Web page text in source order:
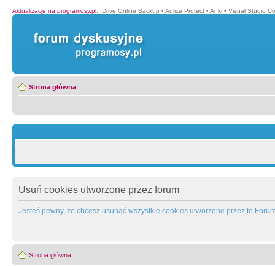
Aktualizacje na programosy.pl: IDrive Online Backup • Adlice Protect • Anki • Visual Studio
Strona główna
Usuń cookies utworzone przez forum
Jesteś pewny, że chcesz usunąć wszystkie cookies utworzone przez to
Strona główna